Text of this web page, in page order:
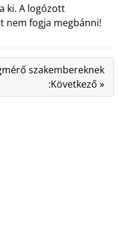
ki. A logózott
nem fogja megbánni!
szakembereknek
:Következő »